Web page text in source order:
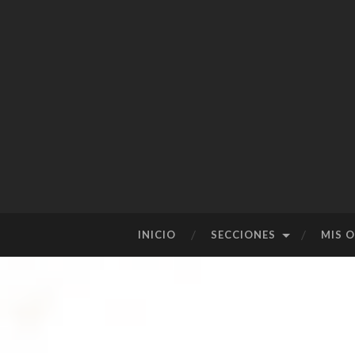
INICIO SECCIONES MIS